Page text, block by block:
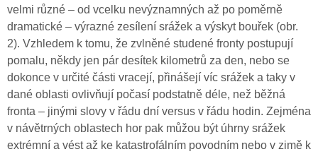
velmi různé – od vcelku nevýznamných až po poměrně
dramatické – výrazné zesílení srážek a výskyt bouřek (obr.
2). Vzhledem k tomu, že zvlněné studené fronty postupují
pomalu, někdy jen pár desítek kilometrů za den, nebo se
dokonce v určité části vracejí, přinášejí víc srážek a taky v
dané oblasti ovlivňují počasí podstatně déle, než běžná
fronta – jinými slovy v řádu dní versus v řádu hodin. Zejména
v návětrných oblastech hor pak můžou být úhrny srážek
extrémní a vést až ke katastrofálním povodním nebo v zimě k